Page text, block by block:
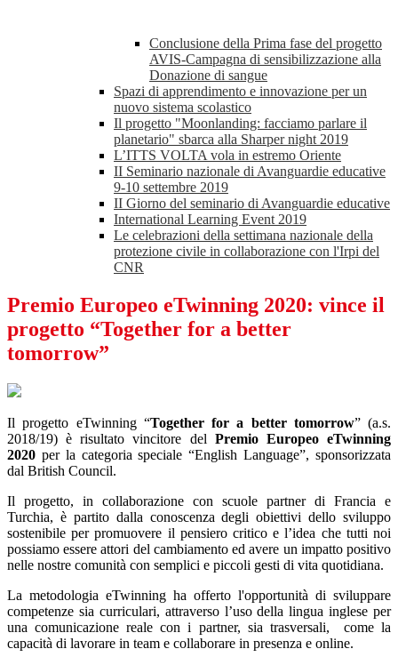
Conclusione della Prima fase del progetto
AVIS-Campagna di sensibilizzazione alla
Donazione di sangue
Spazi di apprendimento e innovazione per un
nuovo sistema scolastico
Il progetto "Moonlanding: facciamo parlare il
planetario" sbarca alla Sharper night 2019
L’ITTS VOLTA vola in estremo Oriente
II Seminario nazionale di Avanguardie educative
9-10 settembre 2019
II Giorno del seminario di Avanguardie educative
International Learning Event 2019
Le celebrazioni della settimana nazionale della
protezione civile in collaborazione con l'Irpi del
CNR
Premio Europeo eTwinning 2020: vince il
progetto “Together for a better
tomorrow”
Il progetto eTwinning “Together for a better tomorrow” (a.s.
2018/19) è risultato vincitore del Premio Europeo eTwinning
2020 per la categoria speciale “English Language”, sponsorizzata
dal British Council.
Il progetto, in collaborazione con scuole partner di Francia e
Turchia, è partito dalla conoscenza degli obiettivi dello sviluppo
sostenibile per promuovere il pensiero critico e l’idea che tutti noi
possiamo essere attori del cambiamento ed avere un impatto positivo
nelle nostre comunità con semplici e piccoli gesti di vita quotidiana.
La metodologia eTwinning ha offerto l'opportunità di sviluppare
competenze sia curriculari, attraverso l’uso della lingua inglese per
una comunicazione reale con i partner, sia trasversali, come la
capacità di lavorare in team e collaborare in presenza e online.